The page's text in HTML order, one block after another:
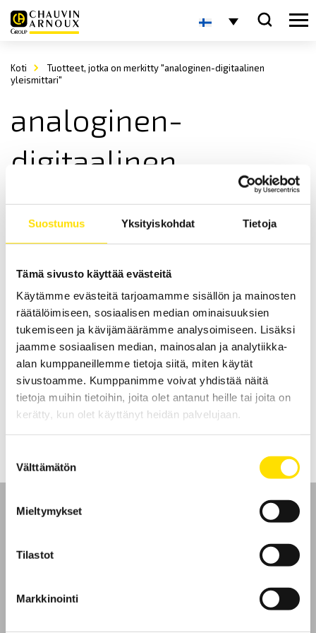
Suostumus Yksityiskohdat Tietoja
Tämä sivusto käyttää evästeitä
Käytämme evästeitä tarjoamamme sisällön ja mainosten
räätälöimiseen, sosiaalisen median ominaisuuksien
tukemiseen ja kävijämäärämme analysoimiseen. Lisäksi
jaamme sosiaalisen median, mainosalan ja analytiikka-
alan kumppaneillemme tietoja siitä, miten käytät
sivustoamme. Kumppanimme voivat yhdistää näitä
tietoja muihin tietoihin, joita olet antanut heille tai joita on
kerätty, kun olet käyttänyt heidän palvelujaan.
valinta
Välttämätön
Mieltymykset
Tilastot
Markkinointi
Koti
Tuotteet, jotka on merkitty "analoginen-digitaalinen
yleismittari"
analoginen-
digitaalinen
yleismittari
CA5011 Analoginen-digitaalinen yleismittari
CA5011 -Analogisen yleismittarin edut, digitaalisen yleismittarin
tarkkuus.
LUE LISÄÄ